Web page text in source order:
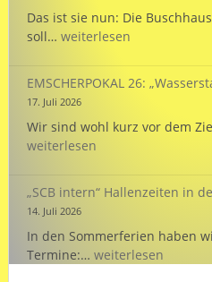
Das ist sie nun: Die
soll… Flagge
weiterlesen
EMSCHERPOKAL 26:
17. Juli 2026
Wir sind wohl kurz vor dem
weiterlesen
„SCB intern“ Hallenzeiten in
14. Juli 2026
In den Sommerferien haben
Termine:… „SCB
weiterlesen